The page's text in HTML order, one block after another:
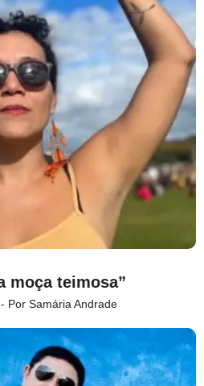
moça teimosa”
Por Samária Andrade